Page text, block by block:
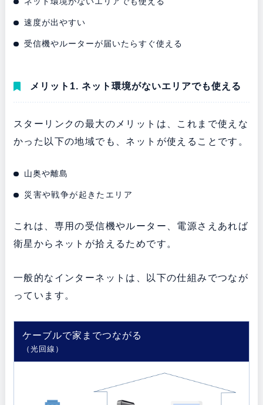
速度が出やすい
受信機やルーターが届いたらすぐ使える
メリット1. ネット環境がないエリアでも使える
スターリンクの最大のメリットは、これまで使えな
かった以下の地域でも、ネットが使えることです。
山奥や離島
災害や戦争が起きたエリア
これは、専用の受信機やルーター、電源さえあれば
衛星からネットが拾えるためです。
一般的なインターネットは、以下の仕組みでつなが
っています。
ケーブルで家までつながる
（光回線）